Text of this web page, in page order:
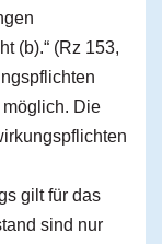
(b).“ (Rz 153,
Die
gilt für das
sind nur